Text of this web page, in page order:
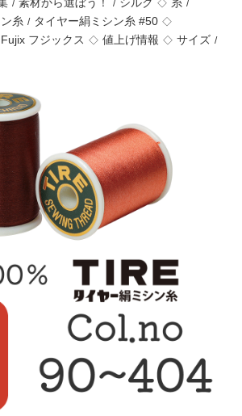
/ 素材から選ぼう！ / シルク ◇ 糸 /
糸 / タイヤー絹ミシン糸 #50 ◇
Fujix フジックス ◇ 値上げ情報 ◇ サイズ /